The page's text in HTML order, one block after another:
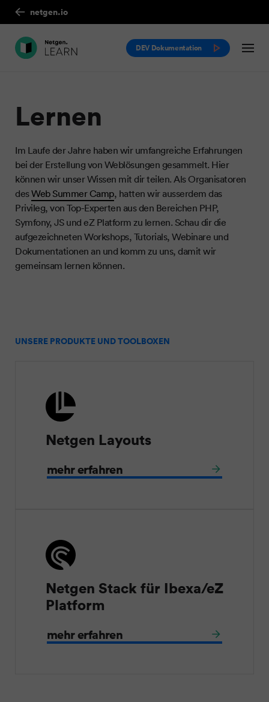
netgen.io
DEV Dokumentation
Lernen
Im Laufe der Jahre haben wir umfangreiche Erfahrungen
bei der Erstellung von Weblösungen gesammelt. Hier
können wir unser Wissen mit dir teilen. Als Organisatoren
desWeb Summer Camp, hatten wir ausserdem das
Privileg, von Top-Experten aus den Bereichen PHP,
Symfony, JS und eZ Platform zu lernen. Schau dir die
aufgezeichneten Workshops, Tutorials, Webinare und
Dokumentationen an und komm zu uns, damit wir
gemeinsam lernen können.
UNSERE PRODUKTE UND TOOLBOXEN
Netgen Layouts
mehr erfahren
Netgen Stack für Ibexa/eZ
Platform
mehr erfahren